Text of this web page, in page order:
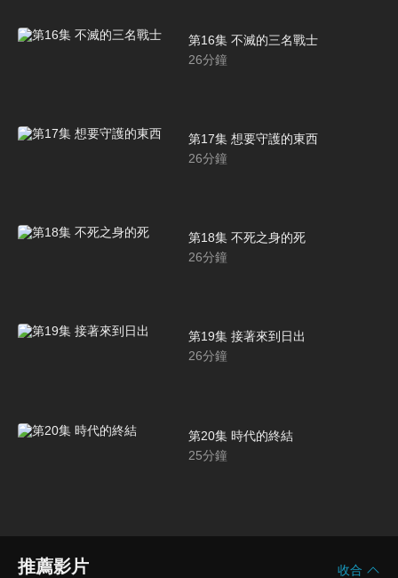
第16集 不滅的三名戰士
26分鐘
第17集 想要守護的東西
26分鐘
第18集 不死之身的死
26分鐘
第19集 接著來到日出
26分鐘
第20集 時代的終結
25分鐘
推薦影片 收合